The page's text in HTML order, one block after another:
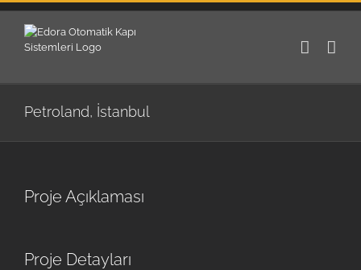
content
Petroland, İstanbul
Resmi
Görüntüle
Proje Açıklaması
Proje Detayları